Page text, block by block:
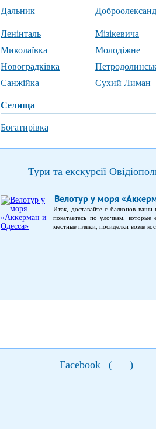
Дальник
Ленінталь Мізікевича
Миколаївка
Молодіжне
Новоградківка
Санжійка
Сухий Лиман
селища
Богатирівка
Тури та екскурсії
Велотур у моря
Итак, доставайте с балконов
покатаетесь по улочкам,
местные пляжи, посиделки возле
Facebook ( )